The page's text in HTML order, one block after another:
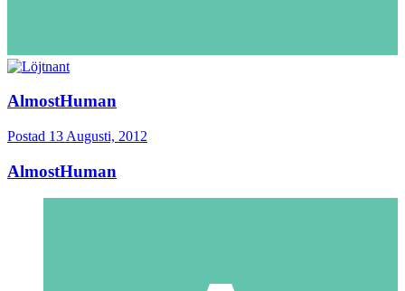
AlmostHuman
Postad 13 Augusti, 2012
AlmostHuman